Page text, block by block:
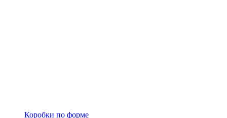
Коробки по форме